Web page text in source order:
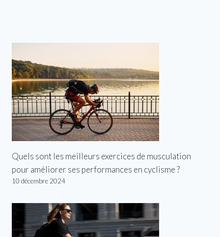
Quels sont les meilleurs exercices de musculation
pour améliorer ses performances en cyclisme ?
10 décembre 2024